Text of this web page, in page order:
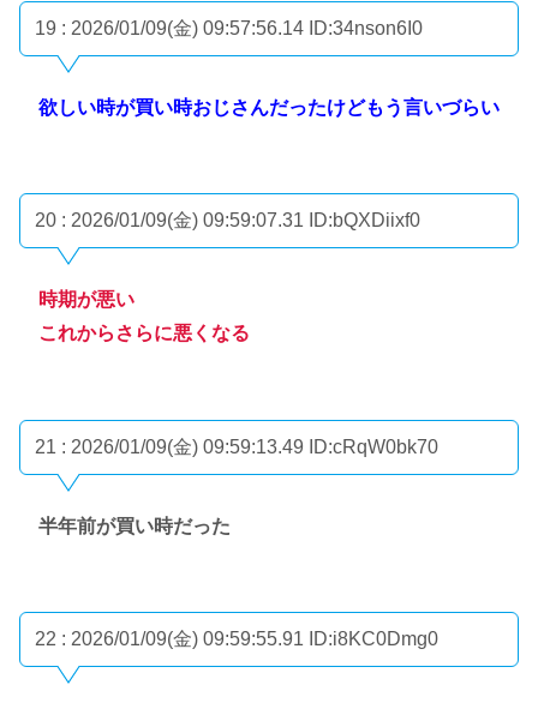
19 : 2026/01/09(金) 09:57:56.14 ID:34nson6I0
欲しい時が買い時おじさんだったけどもう言いづらい
20 : 2026/01/09(金) 09:59:07.31 ID:bQXDiixf0
時期が悪い
これからさらに悪くなる
21 : 2026/01/09(金) 09:59:13.49 ID:cRqW0bk70
半年前が買い時だった
22 : 2026/01/09(金) 09:59:55.91 ID:i8KC0Dmg0